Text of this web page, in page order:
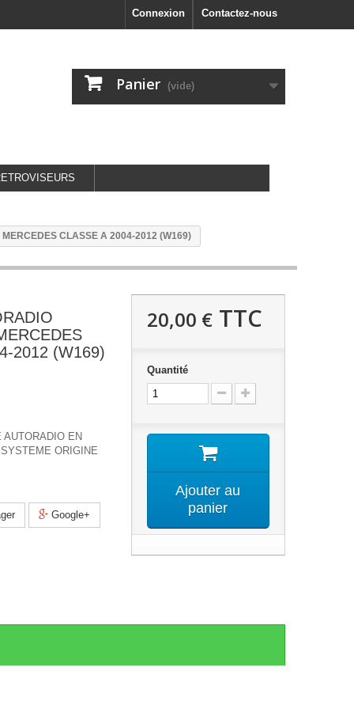
Contactez-nous
Connexion
Panier (vide)
CLASSE A 2004-2012 (W169)
2012 (W169)
AUTORADIO EN
ORIGINE
Google+
20,00 €TTC
Quantité
Ajouter au
panier